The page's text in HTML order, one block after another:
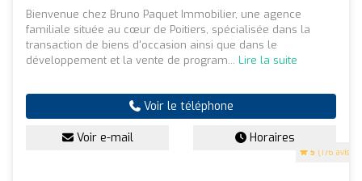
5 (176 avis)
Bienvenue chez Bruno Paquet Immobilier, une agence
familiale située au cœur de Poitiers, spécialisée dans la
transaction de biens d'occasion ainsi que dans le
développement et la vente de program... Lire la suite
Voir le téléphone
Voir e-mail Horaires